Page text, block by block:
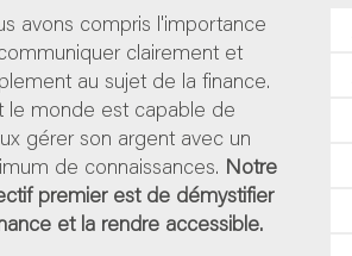
avons compris l'importance
clairement et
au sujet de la finance.
le monde est capable de
gérer son argent avec un
de connaissances. Notre
premier est de démystifier
et la rendre accessible.